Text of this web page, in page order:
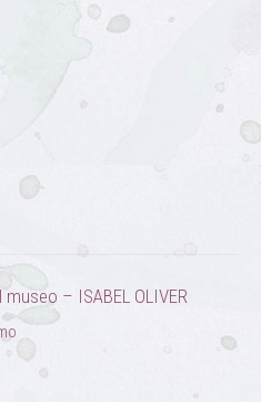
museo – ISABEL OLIVER